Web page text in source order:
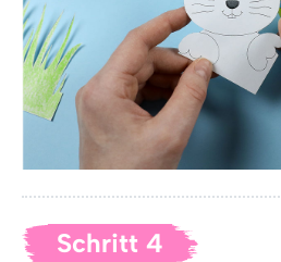
Schritt 4